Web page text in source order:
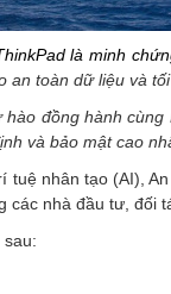
là minh
toàn dữ liệu và
hào đồng hành
và bảo mật cao
nhân tạo (AI),
nhà đầu tư, đối
sau: